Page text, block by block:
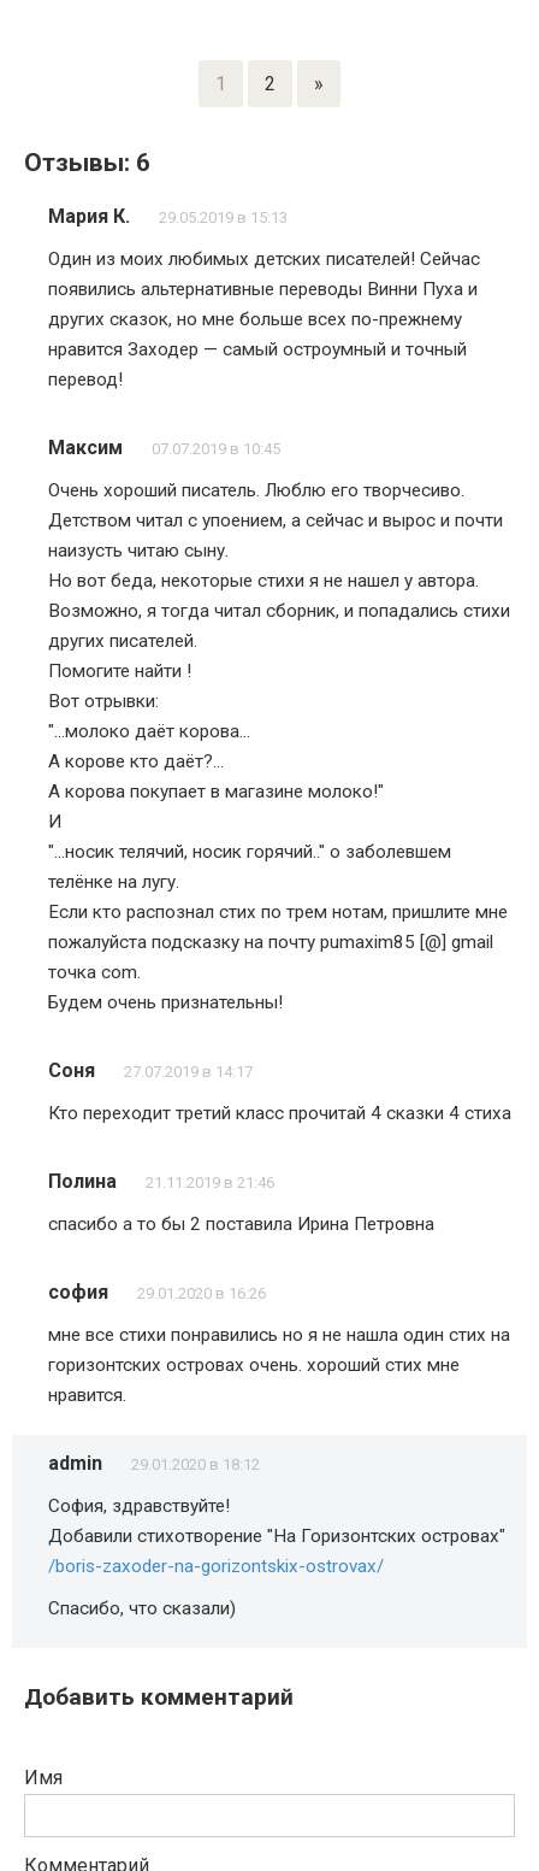
1 2 »
Отзывы: 6
Мария К. 29.05.2019 в 15:13
Один из моих любимых детских писателей! Сейчас
появились альтернативные переводы Винни Пуха и
других сказок, но мне больше всех по-прежнему
нравится Заходер — самый остроумный и точный
перевод!
Максим 07.07.2019 в 10:45
Очень хороший писатель. Люблю его творчесиво.
Детством читал с упоением, а сейчас и вырос и почти
наизусть читаю сыну.
Но вот беда, некоторые стихи я не нашел у автора.
Возможно, я тогда читал сборник, и попадались стихи
других писателей.
Помогите найти !
Вот отрывки:
"…молоко даёт корова…
А корове кто даёт?…
А корова покупает в магазине молоко!"
И
"…носик телячий, носик горячий.." о заболевшем
телёнке на лугу.
Если кто распознал стих по трем нотам, пришлите мне
пожалуйста подсказку на почту pumaxim85 [@] gmail
точка com.
Будем очень признательны!
Соня 27.07.2019 в 14:17
Кто переходит третий класс прочитай 4 сказки 4 стиха
Полина 21.11.2019 в 21:46
спасибо а то бы 2 поставила Ирина Петровна
софия 29.01.2020 в 16:26
мне все стихи понравились но я не нашла один стих на
горизонтских островах очень. хороший стих мне
нравится.
admin 29.01.2020 в 18:12
София, здравствуйте!
Добавили стихотворение "На Горизонтских островах"
/boris-zaxoder-na-gorizontskix-ostrovax/
Спасибо, что сказали)
Добавить комментарий
Имя
Комментарий